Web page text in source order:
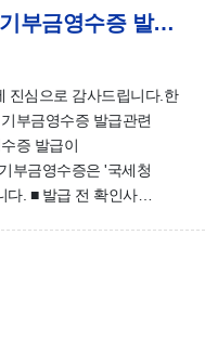
2025년 한국노동사회연구소 기부금영수증 발급 안내
진심으로 감사드립니다.한
부금영수증 발급관련
증 발급이
부금영수증은 '국세청
다. ■ 발급 전 확인사…